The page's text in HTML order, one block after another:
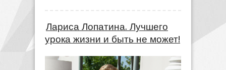
Лариса Лопатина. Лучшего
урока жизни и быть не может!